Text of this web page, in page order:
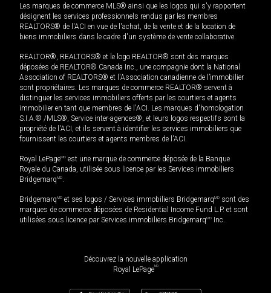
Les marques de commerce MLS® ainsi que les logos qui s'y rapportent
désignent les services professionnels rendus par les membres
REALTORS® de l'ACI en vue de l'achat, de la vente et de la location de
biens immobiliers dans le cadre d'un système de vente collaborative.
REALTOR®, REALTORS® et le logo REALTOR® sont des marques
déposées de REALTOR® Canada Inc., une compagnie dont la National
Association of REALTORS® et l'Association canadienne de l’immobilier
sont propriétaires. Les marques de commerce REALTOR® servent à
distinguer les services immobiliers offerts par les courtiers et agents
immobilier en tant que membres de l'ACI. Les marques d'homologation
S.I.A.® /MLS®, Service inter-agences®, et leurs logos respectifs sont la
propriété de l'ACI, et ils servent à identifier les services immobiliers que
fournissent les courtiers et agents membres de l'ACI.
Royal LePageMD est une marque de commerce déposée de la Banque
Royale du Canada, utilisée sous licence par les Services immobiliers
BridgemarqMD
BridgemarqMD et ses logos / Services immobiliers BridgemarqMD sont des
marques de commerce déposées de Residential Income Fund L.P. et sont
utilisées sous licence par Services immobiliers BridgemarqMD Inc.
Découvrez la nouvelle application
Royal LePageMD